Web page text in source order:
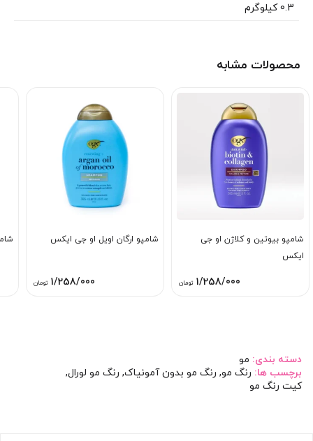
0.3 کیلوگرم
محصولات مشابه
شامپو بیوتین و کلاژن او جی
ایکس
1/258/000 تومان
شامپو ارگان اویل او جی ایکس
1/258/000 تومان
شامپو 5 کاره
دسته بندی: مو
برچسب ها: رنگ مو, رنگ مو بدون آمونیاک, رنگ مو لورال,
کیت رنگ مو